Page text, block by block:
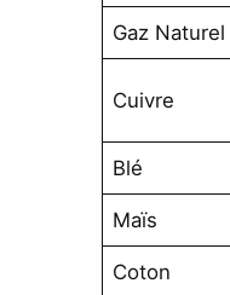
Gaz Naturel
Cuivre
Blé
Maïs
Coton